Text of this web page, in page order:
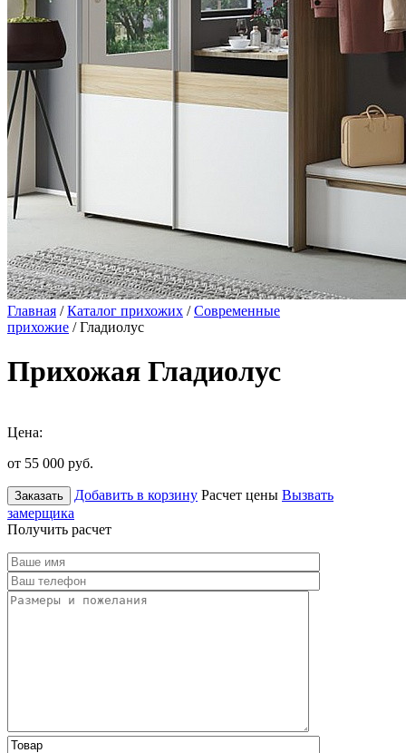
Главная /Каталог прихожих /Современные
прихожие / Гладиолус
Прихожая Гладиолус
Цена:
от 55 000 руб.
Заказать Добавить в корзину Расчет цены Вызвать
замерщика
Получить расчет